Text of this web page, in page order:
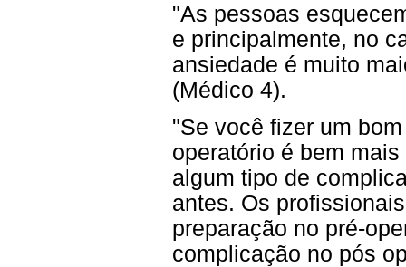
"As pessoas
e principalmente, no
ansiedade é muito
(Médico 4).
"Se você fizer um
operatório é bem
algum tipo de
antes. Os
preparação no pré-
complicação no pós